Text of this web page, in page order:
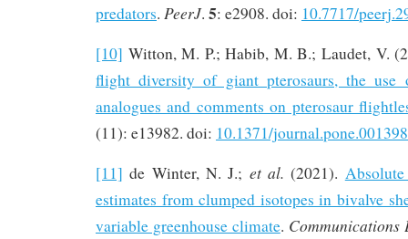
predators. PeerJ. 5: e2908. doi: 10.7717/
[10] Witton, M. P.; Habib, M. B.; Laudet, V.
flight diversity of giant pterosaurs, the use
analogues and comments on pterosaur
(11): e13982. doi: 10.1371/
[11] de Winter, N. J.; et al. (2021). Absolute
estimates from clumped isotopes in bivalve
variable greenhouse climate.